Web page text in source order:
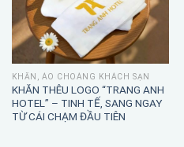
KHĂN, ÁO CHOÀNG KHÁCH SẠN
KHĂN THÊU LOGO “TRANG ANH
HOTEL” – TINH TẾ, SANG NGAY
TỪ CÁI CHẠM ĐẦU TIÊN